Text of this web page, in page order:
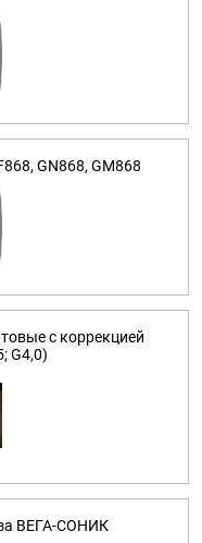
GN868, GM868
с коррекцией
G4,0)
ВЕГА-СОНИК